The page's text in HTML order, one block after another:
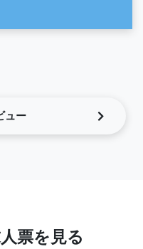
ュー
票を見る